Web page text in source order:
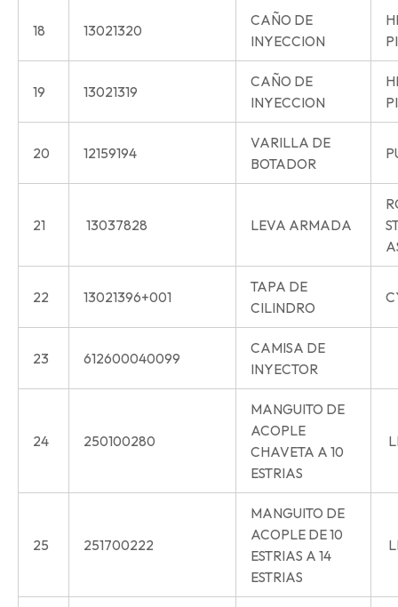
18 13021320
CAÑO DE
INYECCION
19 13021319
CAÑO DE
INYECCION
20 12159194
VARILLA DE
BOTADOR
21 13037828 LEVA ARMADA
22 13021396+001
TAPA DE
CILINDRO
23 612600040099
CAMISA DE
INYECTOR
24 250100280
MANGUITO DE
ACOPLE
CHAVETA A 10
ESTRIAS
25 251700222
MANGUITO DE
ACOPLE DE 10
ESTRIAS A 14
ESTRIAS